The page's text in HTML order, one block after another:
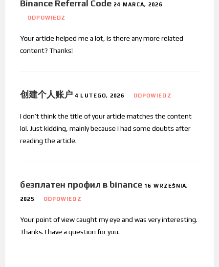
Binance Referral Code 24 MARCA, 2026
ODPOWIEDZ
Your article helped me a lot, is there any more related
content? Thanks!
创建个人账户 4 LUTEGO, 2026 ODPOWIEDZ
I don’t think the title of your article matches the content
lol. Just kidding, mainly because I had some doubts after
reading the article.
безплатен профил в binance 16 WRZEŚNIA,
2025 ODPOWIEDZ
Your point of view caught my eye and was very interesting.
Thanks. I have a question for you.